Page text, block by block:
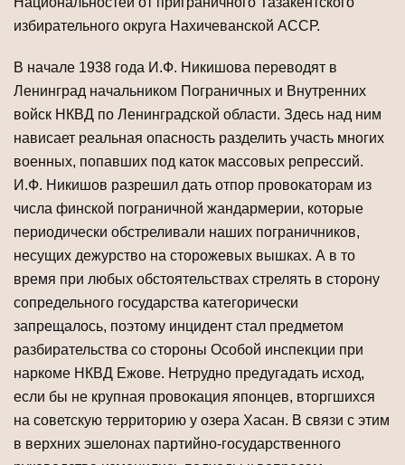
избирательного округа Нахичеванской АССР.
В начале 1938 года И.Ф. Никишова переводят в
Ленинград начальником Пограничных и Внутренних
войск НКВД по Ленинградской области. Здесь над ним
нависает реальная опасность разделить участь многих
военных, попавших под каток массовых репрессий.
И.Ф. Никишов разрешил дать отпор провокаторам из
числа финской пограничной жандармерии, которые
периодически обстреливали наших пограничников,
несущих дежурство на сторожевых вышках. А в то
время при любых обстоятельствах стрелять в сторону
сопредельного государства категорически
запрещалось, поэтому инцидент стал предметом
разбирательства со стороны Особой инспекции при
наркоме НКВД Ежове. Нетрудно предугадать исход,
если бы не крупная провокация японцев, вторгшихся
на советскую территорию у озера Хасан. В связи с этим
в верхних эшелонах партийно-государственного